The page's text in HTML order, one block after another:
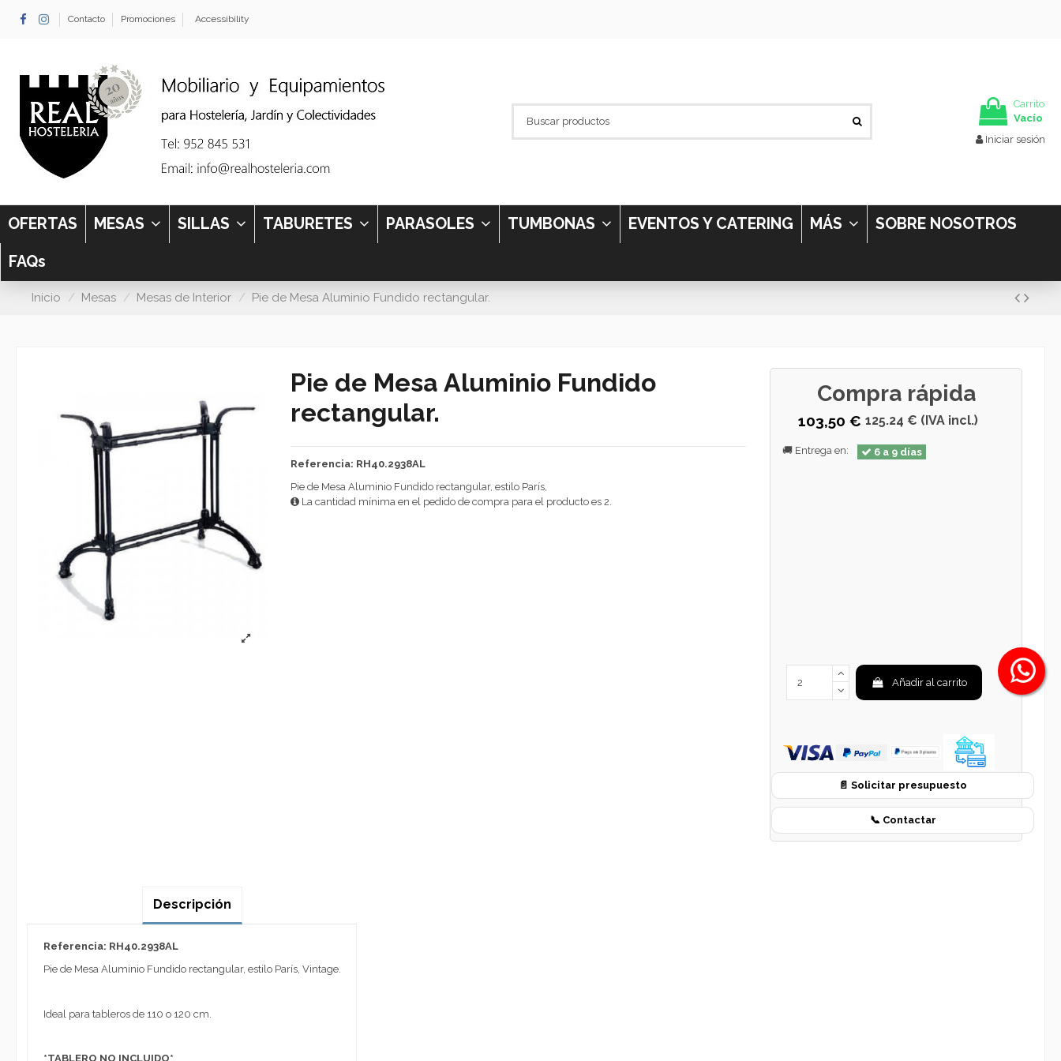
Contacto Promociones Accessibility
Carrito
Vacío
Iniciar sesión
OFERTAS MESAS SILLAS TABURETES PARASOLES TUMBONAS EVENTOS Y CATERING MÁS SOBRE NOSOTROS
FAQs
Inicio Mesas Mesas de Interior Pie de Mesa Aluminio Fundido rectangular.
Pie de Mesa Aluminio Fundido
rectangular.
Referencia: RH40.2938AL
Pie de Mesa Aluminio Fundido rectangular, estilo París,
Añadir al carrito
La cantidad mínima en el pedido de compra para el producto es 2.
Compra rápida
103,50 € 125.24 € (IVA incl.)
🚚 Entrega en: 6 a 9 días
📄 Solicitar presupuesto
📞 Contactar
Descripción
Referencia: RH40.2938AL
Pie de Mesa Aluminio Fundido rectangular, estilo París, Vintage.
Ideal para tableros de 110 o 120 cm.
*TABLERO NO INCLUIDO*